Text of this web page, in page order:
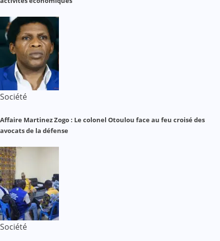
Société
Affaire Martinez Zogo : Le colonel Otoulou face au feu croisé des
avocats de la défense
Société